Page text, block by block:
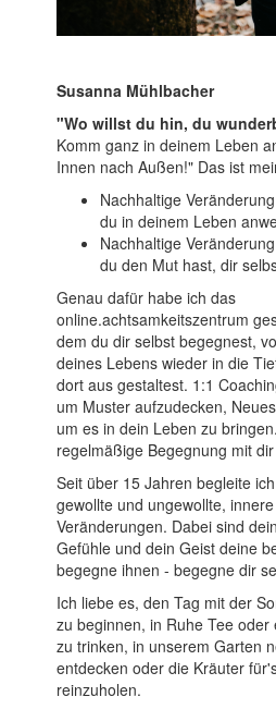
Susanna Mühlbacher
"Wo willst du hin, du
Komm ganz in deinem Leben
Innen nach Außen!" Das ist
Nachhaltige
du in deinem Leben
Nachhaltige
du den Mut hast, dir
Genau dafür habe ich das
online.achtsamkeitszentrum
dem du dir selbst begegnest,
deines Lebens wieder in die
dort aus gestaltest. 1:1
um Muster aufzudecken,
um es in dein Leben zu
regelmäßige Begegnung mit
Seit über 15 Jahren begleite
gewollte und ungewollte,
Veränderungen. Dabei sind
Gefühle und dein Geist deine
begegne ihnen - begegne dir
Ich liebe es, den Tag mit der
zu beginnen, in Ruhe Tee
zu trinken, in unserem Garten
entdecken oder die Kräuter
reinzuholen.